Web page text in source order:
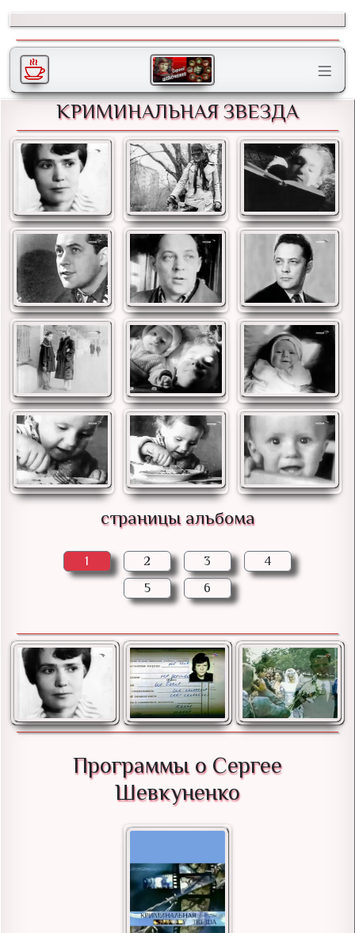
КРИМИНАЛЬНАЯ ЗВЕЗДА
страницы альбома
1 2 3
4
5
6
Программы о Сергее
Шевкуненко